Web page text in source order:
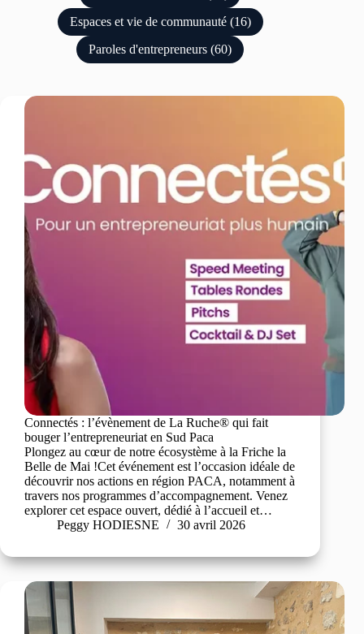
Espaces et vie de communauté (16)
Paroles d'entrepreneurs (60)
Connectés : l’évènement de La Ruche® qui fait
bouger l’entrepreneuriat en Sud Paca
Plongez au cœur de notre écosystème à la Friche la
Belle de Mai !Cet événement est l’occasion idéale de
découvrir nos actions en région PACA, notamment à
travers nos programmes d’accompagnement. Venez
explorer cet espace ouvert, dédié à l’accueil et…
Peggy HODIESNE
30 avril 2026